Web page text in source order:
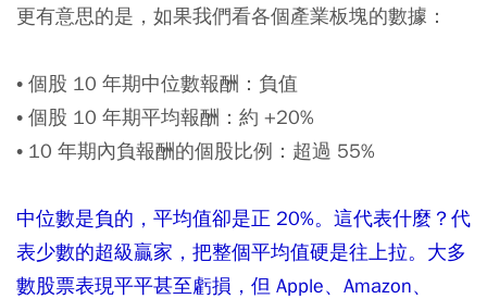
更有意思的是，如果我們看各個產業板塊的數據：
• 個股 10 年期中位數報酬：負值
• 個股 10 年期平均報酬：約 +20%
• 10 年期內負報酬的個股比例：超過 55%
中位數是負的，平均值卻是正 20%。這代表什麼？代
表少數的超級贏家，把整個平均值硬是往上拉。大多
數股票表現平平甚至虧損，但 Apple、Amazon、